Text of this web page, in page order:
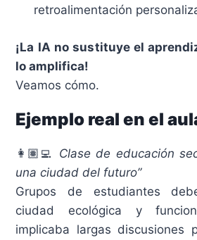
retroalimentación
¡La IA no sustituye el
lo amplifica!
Veamos cómo.
Ejemplo real en el
👩🏽‍💻 Clase de educación
una ciudad del futuro”
Grupos de estudiantes
ciudad ecológica y
implicaba largas discusiones